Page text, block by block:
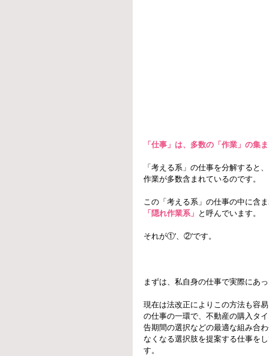
「仕事」は、多数の「作業」の集
「考える系」の仕事を分解すると
作業が多数含まれているのです。
この「考える系」の仕事の中に含
「隠れ作業系」 と呼んでいます。
それが①’、②’です。
まずは、私自身の仕事で実際にあ
現在は法改正によりこの方法も容
の仕事の一環で、不動産の購入タ
告期間の選択などの最適な組み合
なくなる選択肢を提案する仕事を
す。